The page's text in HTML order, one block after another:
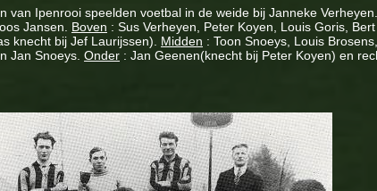
van Ipenrooi speelden voetbal in de weide bij Janneke
Jansen. Boven : Sus Verheyen, Peter Koyen, Louis Goris,
knecht bij Jef Laurijssen). Midden : Toon Snoeys, Louis
Jan Snoeys. Onder : Jan Geenen(knecht bij Peter Koyen) en